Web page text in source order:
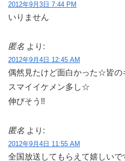
2012年9月3日 7:44 PM
いりません
匿名 より:
2012年9月4日 12:45 AM
偶然見たけど面白かった☆皆の
スマイイケメン多し☆
伸びそう!!
匿名 より:
2012年9月4日 11:55 AM
全国放送してもらえて嬉しいで